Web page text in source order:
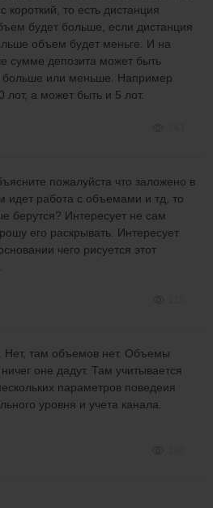
короткий, то есть дистанция
будет больше, если дистанция
объем будет меньге. И на
сумме депозита может быть
или меньше. Например
лот, а может быть и 5 лот.
пожалуйста что заложено в
идет работа с объемами и тд, то
берутся? Интересует не сам
его раскрывать. Интересует
чего рисуется этот
Нет, там объемов нет. Объемы
оне дадут. Там учитывается
параметров поведеия
уровня и учета канала.